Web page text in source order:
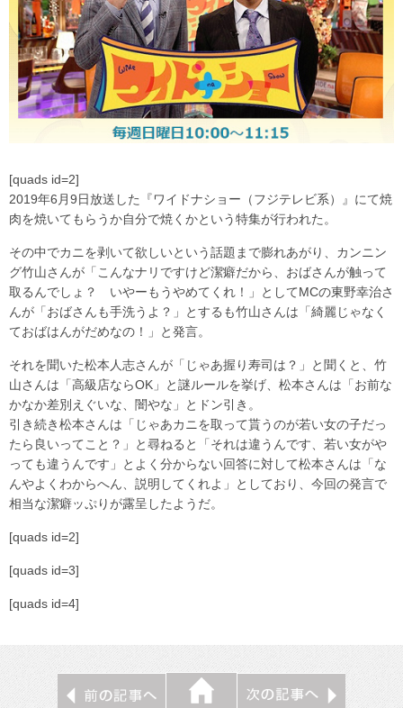
[quads id=2]
2019年6月9日放送した『ワイドナショー（フジテレビ系）』にて焼
肉を焼いてもらうか自分で焼くかという特集が行われた。
その中でカニを剥いて欲しいという話題まで膨れあがり、カンニン
グ竹山さんが「こんなナリですけど潔癖だから、おばさんが触って
取るんでしょ？ いやーもうやめてくれ！」としてMCの東野幸治さ
んが「おばさんも手洗うよ？」とするも竹山さんは「綺麗じゃなく
ておばはんがだめなの！」と発言。
それを聞いた松本人志さんが「じゃあ握り寿司は？」と聞くと、竹
山さんは「高級店ならOK」と謎ルールを挙げ、松本さんは「お前な
かなか差別えぐいな、闇やな」とドン引き。
引き続き松本さんは「じゃあカニを取って貰うのが若い女の子だっ
たら良いってこと？」と尋ねると「それは違うんです、若い女がや
っても違うんです」とよく分からない回答に対して松本さんは「な
んやよくわからへん、説明してくれよ」としており、今回の発言で
相当な潔癖ッぷりが露呈したようだ。
[quads id=2]
[quads id=3]
[quads id=4]